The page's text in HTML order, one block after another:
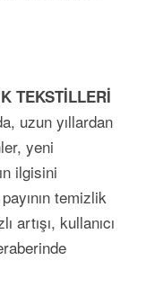
TEKSTİLLERİ
uzun yıllardan
yeni
ilgisini
temizlik
artışı, kullanıcı